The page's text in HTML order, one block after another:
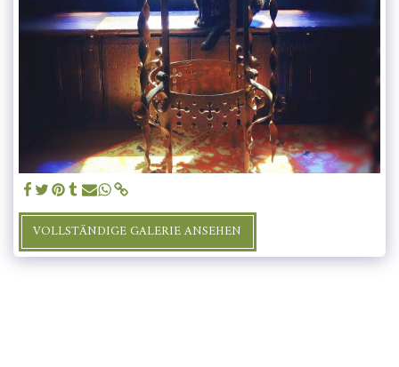
VOLLSTÄNDIGE GALERIE ANSEHEN